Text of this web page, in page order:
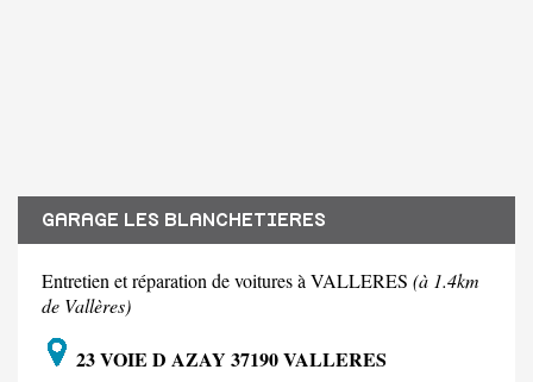
GARAGE LES BLANCHETIERES
Entretien et réparation de voitures à VALLERES (à 1.4km
de Vallères)
23 VOIE D AZAY 37190 VALLERES